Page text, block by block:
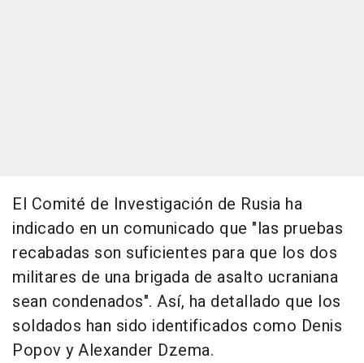
El Comité de Investigación de Rusia ha
indicado en un comunicado que "las pruebas
recabadas son suficientes para que los dos
militares de una brigada de asalto ucraniana
sean condenados". Así, ha detallado que los
soldados han sido identificados como Denis
Popov y Alexander Dzema.